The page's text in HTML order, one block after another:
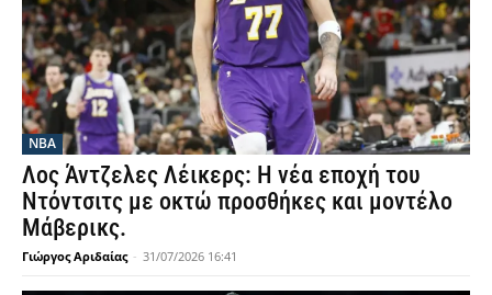
NBA
Λος Άντζελες Λέικερς: Η νέα εποχή του
Ντόντσιτς με οκτώ προσθήκες και μοντέλο
Μάβερικς.
Γιώργος Αριδαίας - 31/07/2026 16:41